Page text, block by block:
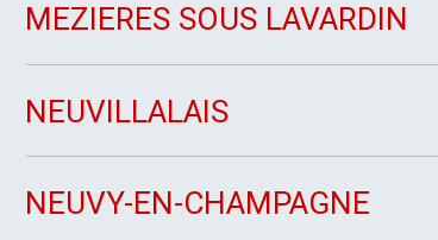
MEZIERES SOUS LAVARDIN
NEUVILLALAIS
NEUVY-EN-CHAMPAGNE